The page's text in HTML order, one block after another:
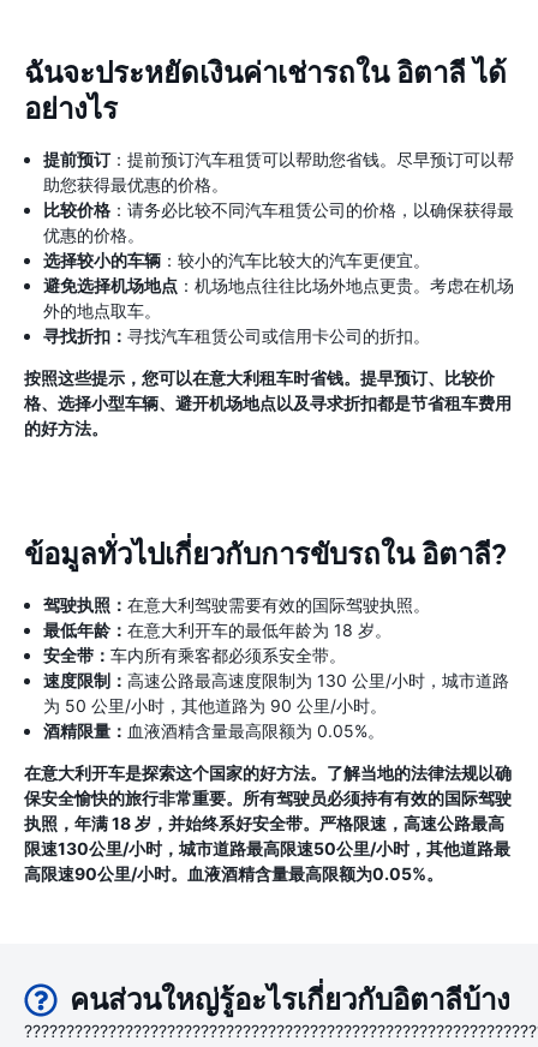
ฉันจะประหยัดเงินค่าเช่ารถใน อิตาลี ได้
อย่างไร
提前预订：提前预订汽车租赁可以帮助您省钱。尽早预订可以帮
助您获得最优惠的价格。
比较价格 ：请务必比较不同汽车租赁公司的价格，以确保获得最
优惠的价格。
选择较小的车辆 ：较小的汽车比较大的汽车更便宜。
避免选择机场地点 ：机场地点往往比场外地点更贵。考虑在机场
外的地点取车。
寻找折扣： 寻找汽车租赁公司或信用卡公司的折扣。
按照这些提示，您可以在意大利租车时省钱。提早预订、比较价
格、选择小型车辆、避开机场地点以及寻求折扣都是节省租车费用
的好方法。
ข้อมูลทั่วไปเกี่ยวกับการขับรถใน อิตาลี?
驾驶执照： 在意大利驾驶需要有效的国际驾驶执照。
最低年龄： 在意大利开车的最低年龄为 18 岁。
安全带： 车内所有乘客都必须系安全带。
速度限制： 高速公路最高速度限制为 130 公里/小时，城市道路
为 50 公里/小时，其他道路为 90 公里/小时。
酒精限量： 血液酒精含量最高限额为 0.05%。
在意大利开车是探索这个国家的好方法。了解当地的法律法规以确
保安全愉快的旅行非常重要。所有驾驶员必须持有有效的国际驾驶
执照，年满 18 岁，并始终系好安全带。严格限速，高速公路最高
限速130公里/小时，城市道路最高限速50公里/小时，其他道路最
高限速90公里/小时。血液酒精含量最高限额为0.05%。
คนส่วนใหญ่รู้อะไรเกี่ยวกับอิตาลีบ้าง